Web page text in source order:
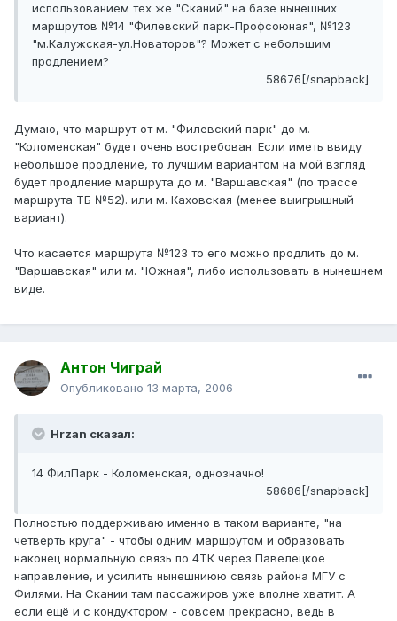
использованием тех же "Сканий" на базе нынешних
маршрутов №14 "Филевский парк-Профсоюная", №123
"м.Калужская-ул.Новаторов"? Может с небольшим
продлением?
58676[/snapback]
Думаю, что маршрут от м. "Филевский парк" до м.
"Коломенская" будет очень востребован. Если иметь ввиду
небольшое продление, то лучшим вариантом на мой взгляд
будет продление маршрута до м. "Варшавская" (по трассе
маршрута ТБ №52). или м. Каховская (менее выигрышный
вариант).
Что касается маршрута №123 то его можно продлить до м.
"Варшавская" или м. "Южная", либо использовать в нынешнем
виде.
Антон Чиграй
Опубликовано 13 марта, 2006
Hrzan сказал:
14 ФилПарк - Коломенская, однозначно!
58686[/snapback]
Полностью поддерживаю именно в таком варианте, "на
четверть круга" - чтобы одним маршрутом и образовать
наконец нормальную связь по 4ТК через Павелецкое
направление, и усилить нынешниюю связь района МГУ с
Филями. На Скании там пассажиров уже вполне хватит. А
если ещё и с кондуктором - совсем прекрасно, ведь в